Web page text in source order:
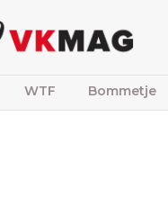
WTF Bommetje